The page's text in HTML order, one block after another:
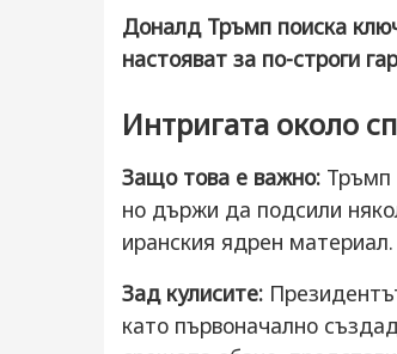
Доналд Тръмп поиска
настояват за по-строги
Интригата около
Защо това е важно: Тръмп
но държи да подсили
иранския ядрен материал.
Зад кулисите:
като първоначално